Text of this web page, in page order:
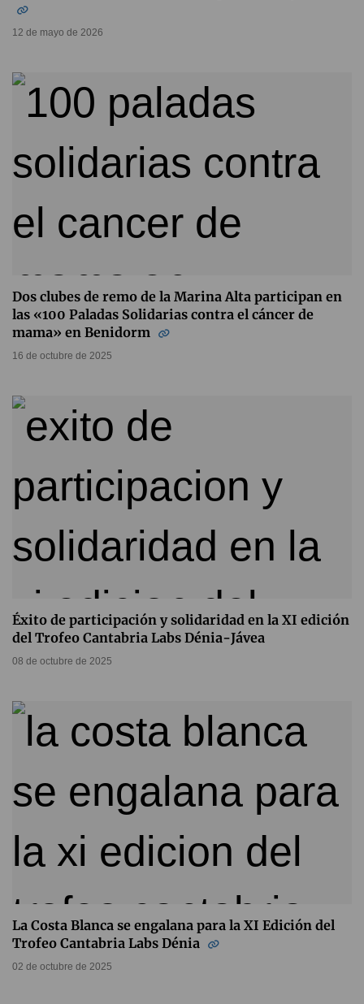
12 de mayo de 2026
Dos clubes de remo de la Marina Alta participan en
las «100 Paladas Solidarias contra el cáncer de
mama» en Benidorm
16 de octubre de 2025
Éxito de participación y solidaridad en la XI edición
del Trofeo Cantabria Labs Dénia-Jávea
08 de octubre de 2025
La Costa Blanca se engalana para la XI Edición del
Trofeo Cantabria Labs Dénia
02 de octubre de 2025